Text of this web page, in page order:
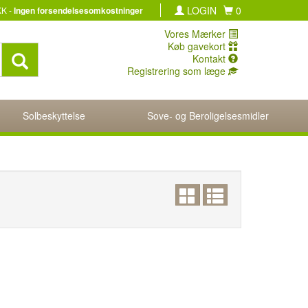
-Ingen forsendelsesomkostninger LOGIN
0
Vores Mærker
Køb gavekort
Kontakt
Registrering som læge
Solbeskyttelse Sove- og Beroligelsesmidler